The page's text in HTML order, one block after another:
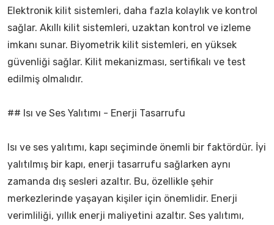
Elektronik kilit sistemleri, daha fazla kolaylık ve kontrol
sağlar. Akıllı kilit sistemleri, uzaktan kontrol ve izleme
imkanı sunar. Biyometrik kilit sistemleri, en yüksek
güvenliği sağlar. Kilit mekanizması, sertifikalı ve test
edilmiş olmalıdır.
## Isı ve Ses Yalıtımı - Enerji Tasarrufu
Isı ve ses yalıtımı, kapı seçiminde önemli bir faktördür. İyi
yalıtılmış bir kapı, enerji tasarrufu sağlarken aynı
zamanda dış sesleri azaltır. Bu, özellikle şehir
merkezlerinde yaşayan kişiler için önemlidir. Enerji
verimliliği, yıllık enerji maliyetini azaltır. Ses yalıtımı,